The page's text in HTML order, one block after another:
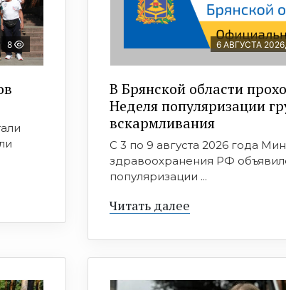
8 6 АВГУСТА
В Брянской области
Неделя популяризации
вскармливания
С 3 по 9 августа 2026 года
здравоохранения РФ
популяризации ...
Читать далее